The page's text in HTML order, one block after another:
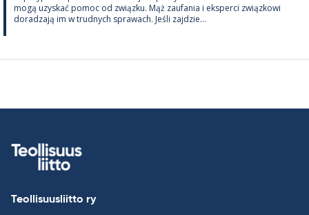
mogą uzys­kać po­moc od związku. Mąż zau­fa­nia i eks­perci związ­kowi
do­radzają im w trud­nych sprawach. Jeśli zajdzie...
Teollisuusliitto ry